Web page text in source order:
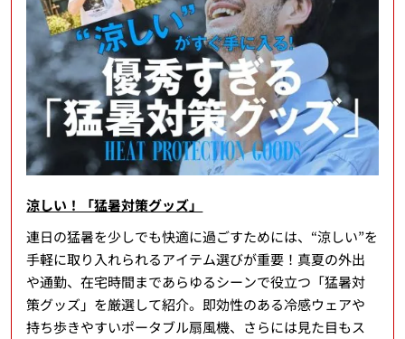
涼しい！「猛暑対策グッズ」
連日の猛暑を少しでも快適に過ごすためには、“涼しい”を
手軽に取り入れられるアイテム選びが重要！真夏の外出
や通勤、在宅時間まであらゆるシーンで役立つ「猛暑対
策グッズ」を厳選して紹介。即効性のある冷感ウェアや
持ち歩きやすいポータブル扇風機、さらには見た目もス